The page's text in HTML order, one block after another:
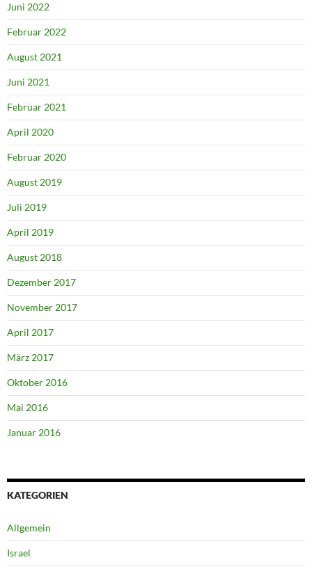
Juni 2022
Februar 2022
August 2021
Juni 2021
Februar 2021
April 2020
Februar 2020
August 2019
Juli 2019
April 2019
August 2018
Dezember 2017
November 2017
April 2017
März 2017
Oktober 2016
Mai 2016
Januar 2016
KATEGORIEN
Allgemein
Israel